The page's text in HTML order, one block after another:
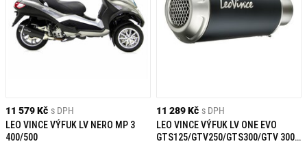
11 579 Kč s DPH
LEO VINCE VÝFUK LV NERO MP 3
400/500
11 289 Kč s DPH
LEO VINCE VÝFUK LV ONE EVO
GTS125/GTV250/GTS300/GTV 300